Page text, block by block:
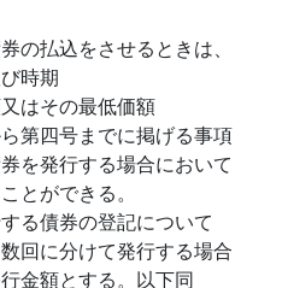
の払込をさせるときは、
時期
はその最低価額
第四号までに掲げる事項
を発行する場合において
とができる。
る債券の登記について
回に分けて発行する場合
金額とする。以下同